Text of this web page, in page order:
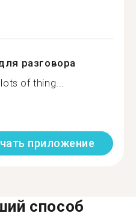
разговора
of thing...
приложение
способ